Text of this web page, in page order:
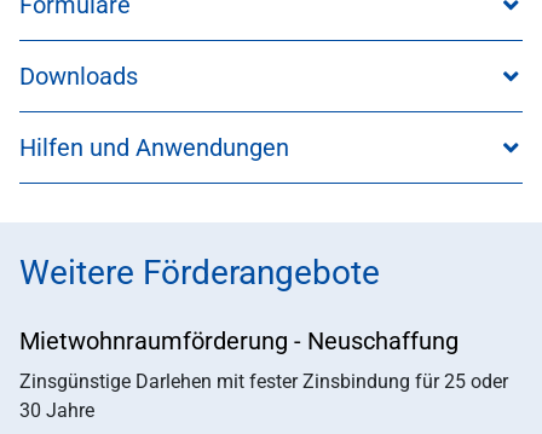
Downloads
Hilfen und Anwendungen
Weitere Förderangebote
Mietwohnraumförderung - Neuschaffung
Zinsgünstige Darlehen mit fester Zinsbindung für 25 oder
30 Jahre